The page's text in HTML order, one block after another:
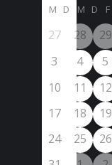
M D M D F
27 28
29
3
4
5
10
11
12
17
18
19
24
25
26